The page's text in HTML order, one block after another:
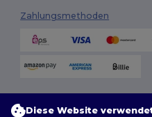
Zahlungsmethoden
Diese Website